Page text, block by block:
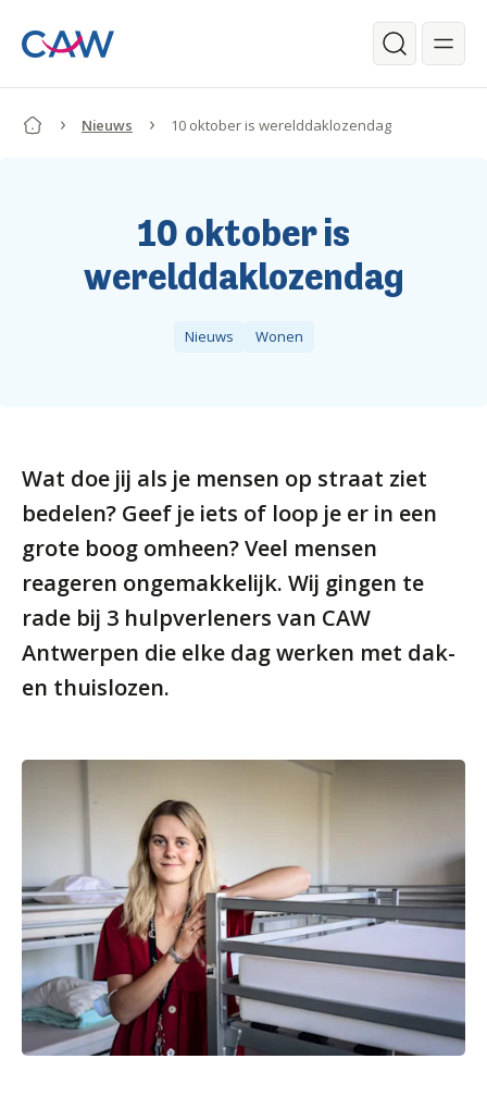
Zoeken
Nieuws 10 oktober is werelddaklozendag
10 oktober is
werelddaklozendag
Nieuws Wonen
Wat doe jij als je mensen op straat ziet
bedelen? Geef je iets of loop je er in een
grote boog omheen? Veel mensen
reageren ongemakkelijk. Wij gingen te
rade bij 3 hulpverleners van CAW
Antwerpen die elke dag werken met dak-
en thuislozen.